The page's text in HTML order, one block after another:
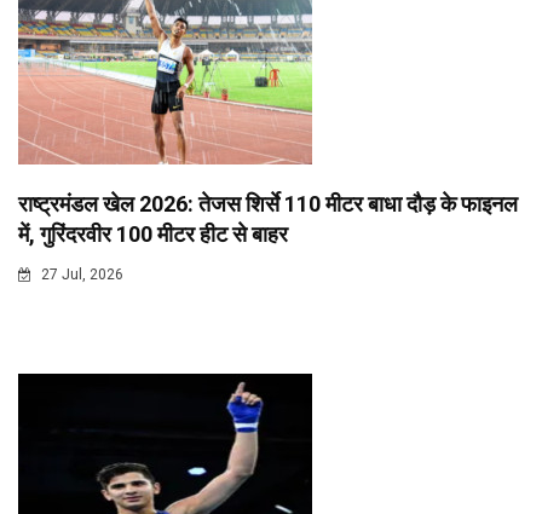
राष्ट्रमंडल खेल 2026: तेजस शिर्से 110 मीटर बाधा दौड़ के फाइनल
में, गुरिंदरवीर 100 मीटर हीट से बाहर
27 Jul, 2026